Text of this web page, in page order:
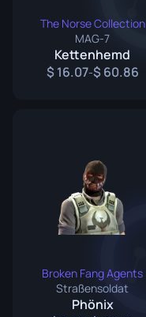
The Norse Collection
MAG-7
Kettenhemd
16.07- 60.86
Broken Fang Agents
Straßensoldat
Phönix